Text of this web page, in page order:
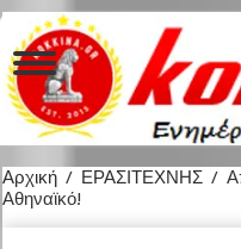
Αρχική / ΕΡΑΣΙΤΕΧΝΗΣ /
Αθηναϊκό!